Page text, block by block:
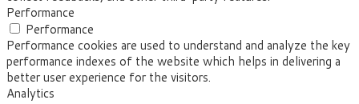
Performance
Performance
Performance cookies are used to understand and analyze the key
performance indexes of the website which helps in delivering a
better user experience for the visitors.
Analytics